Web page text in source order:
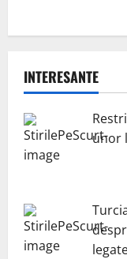
INTERESANTE
unor